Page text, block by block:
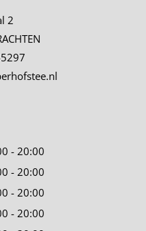
2
- 20:00
- 20:00
- 20:00
- 20:00